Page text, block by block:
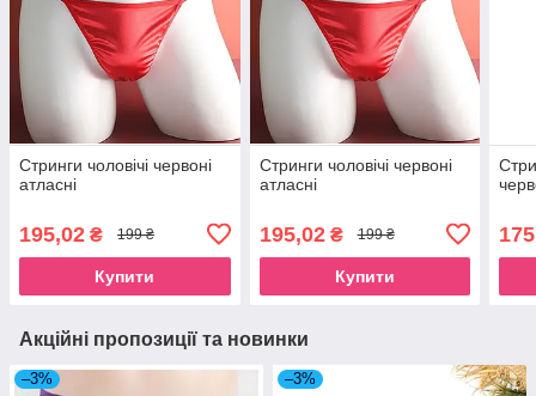
Стринги чоловічі червоні
атласні
195,02 ₴ 199 ₴
Купити
Стринги чоловічі червоні
атласні
195,02₴ 199 ₴
Купити
Акційні пропозиції та новинки
–3% –3%